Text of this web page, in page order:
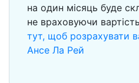
на один місяць буде
не враховуючи
тут, щоб розрахувати
Ансе Ла Рей